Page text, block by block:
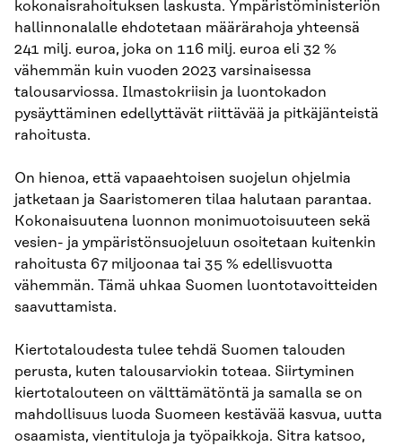
kokonaisrahoituksen laskusta. Ympäristöministeriön
hallinnonalalle ehdotetaan määrärahoja yhteensä
241 milj. euroa, joka on 116 milj. euroa eli 32 %
vähemmän kuin vuoden 2023 varsinaisessa
talousarviossa. Ilmastokriisin ja luontokadon
pysäyttäminen edellyttävät riittävää ja pitkäjänteistä
rahoitusta.
On hienoa, että vapaaehtoisen suojelun ohjelmia
jatketaan ja Saaristomeren tilaa halutaan parantaa.
Kokonaisuutena luonnon monimuotoisuuteen sekä
vesien- ja ympäristönsuojeluun osoitetaan kuitenkin
rahoitusta 67 miljoonaa tai 35 % edellisvuotta
vähemmän. Tämä uhkaa Suomen luontotavoitteiden
saavuttamista.
Kiertotaloudesta tulee tehdä Suomen talouden
perusta, kuten talousarviokin toteaa. Siirtyminen
kiertotalouteen on välttämätöntä ja samalla se on
mahdollisuus luoda Suomeen kestävää kasvua, uutta
osaamista, vientituloja ja työpaikkoja. Sitra katsoo,